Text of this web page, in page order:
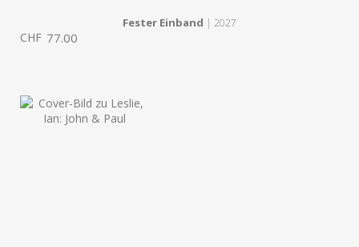
Fester Einband | 2027
CHF 77.00